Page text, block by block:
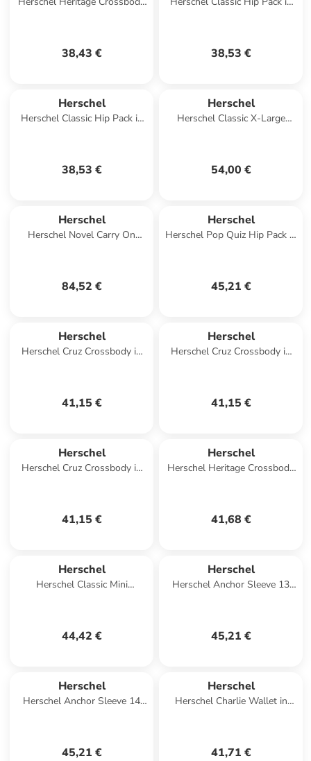
38,43 € 38,53 €
Herschel
Herschel Classic Hip Pack in
38,53 €
Herschel
Herschel Classic X-Large
54,00 €
Herschel
Herschel Novel Carry On
84,52 €
Herschel
Herschel Pop Quiz Hip Pack in
45,21 €
Herschel
Herschel Cruz Crossbody in
41,15 €
Herschel
Herschel Cruz Crossbody in
41,15 €
Herschel
Herschel Cruz Crossbody in
41,15 €
Herschel
Herschel Heritage Crossbody
41,68 €
Herschel
Herschel Classic Mini
44,42 €
Herschel
Herschel Anchor Sleeve 13
45,21 €
Herschel
Herschel Anchor Sleeve 14
45,21 €
Herschel
Herschel Charlie Wallet in
41,71 €